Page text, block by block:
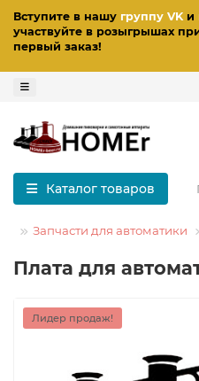
Вступите в нашу группу VKи
участвуйте в розыгрышах
первый заказ!
Каталог товаров
Запчасти для автоматики
Плата для
Лидер продаж!